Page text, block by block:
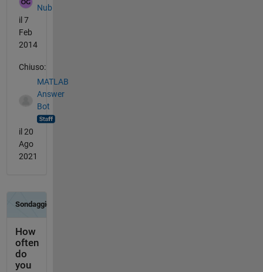
Nub
il 7
Feb
2014
Chiuso:
MATLAB
Answer
Bot
il 20
Ago
2021